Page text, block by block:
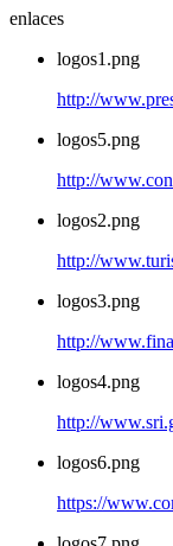
enlaces
logos1.png
http://
logos5.png
http://
logos2.png
http://
logos3.png
http://
logos4.png
http://
logos6.png
https://